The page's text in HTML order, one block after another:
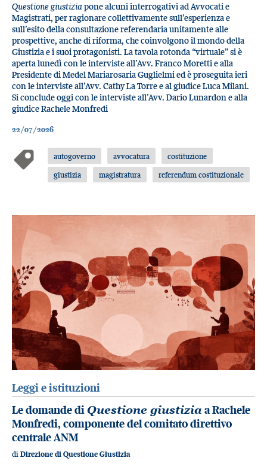
Questione giustiziapone alcuni interrogativi ad Avvocati e
Magistrati, per ragionare collettivamente sull’esperienza e
sull’esito della consultazione referendaria unitamente alle
prospettive, anche di riforma, che coinvolgono il mondo della
Giustizia e i suoi protagonisti. La tavola rotonda “virtuale” si è
aperta lunedì con le interviste all’Avv. Franco Moretti e alla
Presidente di Medel Mariarosaria Guglielmi ed è proseguita ieri
con le interviste all’Avv. Cathy La Torre e al giudice Luca Milani.
Si conclude oggi con le interviste all’Avv. Dario Lunardon e alla
giudice Rachele Monfredi
22/07/2026
autogoverno avvocatura
costituzione
giustizia
magistratura referendum costituzionale
Leggi e istituzioni
Le domande diQuestione giustizia a Rachele
Monfredi, componente del comitato direttivo
centrale ANM
di Direzione di Questione Giustizia